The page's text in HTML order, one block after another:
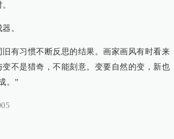
。
有习惯不断反思的结果。画家画风有时看来
不是猎奇，不能刻意。变要自然的变，新也
。”